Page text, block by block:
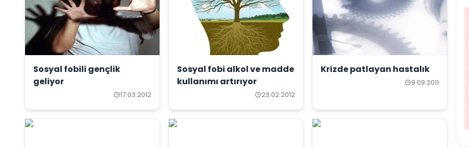
Sosyal fobili gençlik
geliyor
17.03.2012
Sosyal fobi alkol ve madde
kullanımı artırıyor
23.02.2012
Krizde patlayan hastalık
9.09.2011